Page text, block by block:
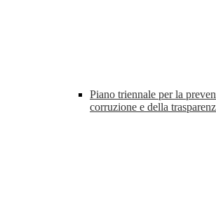
Piano triennale per la
corruzione e della